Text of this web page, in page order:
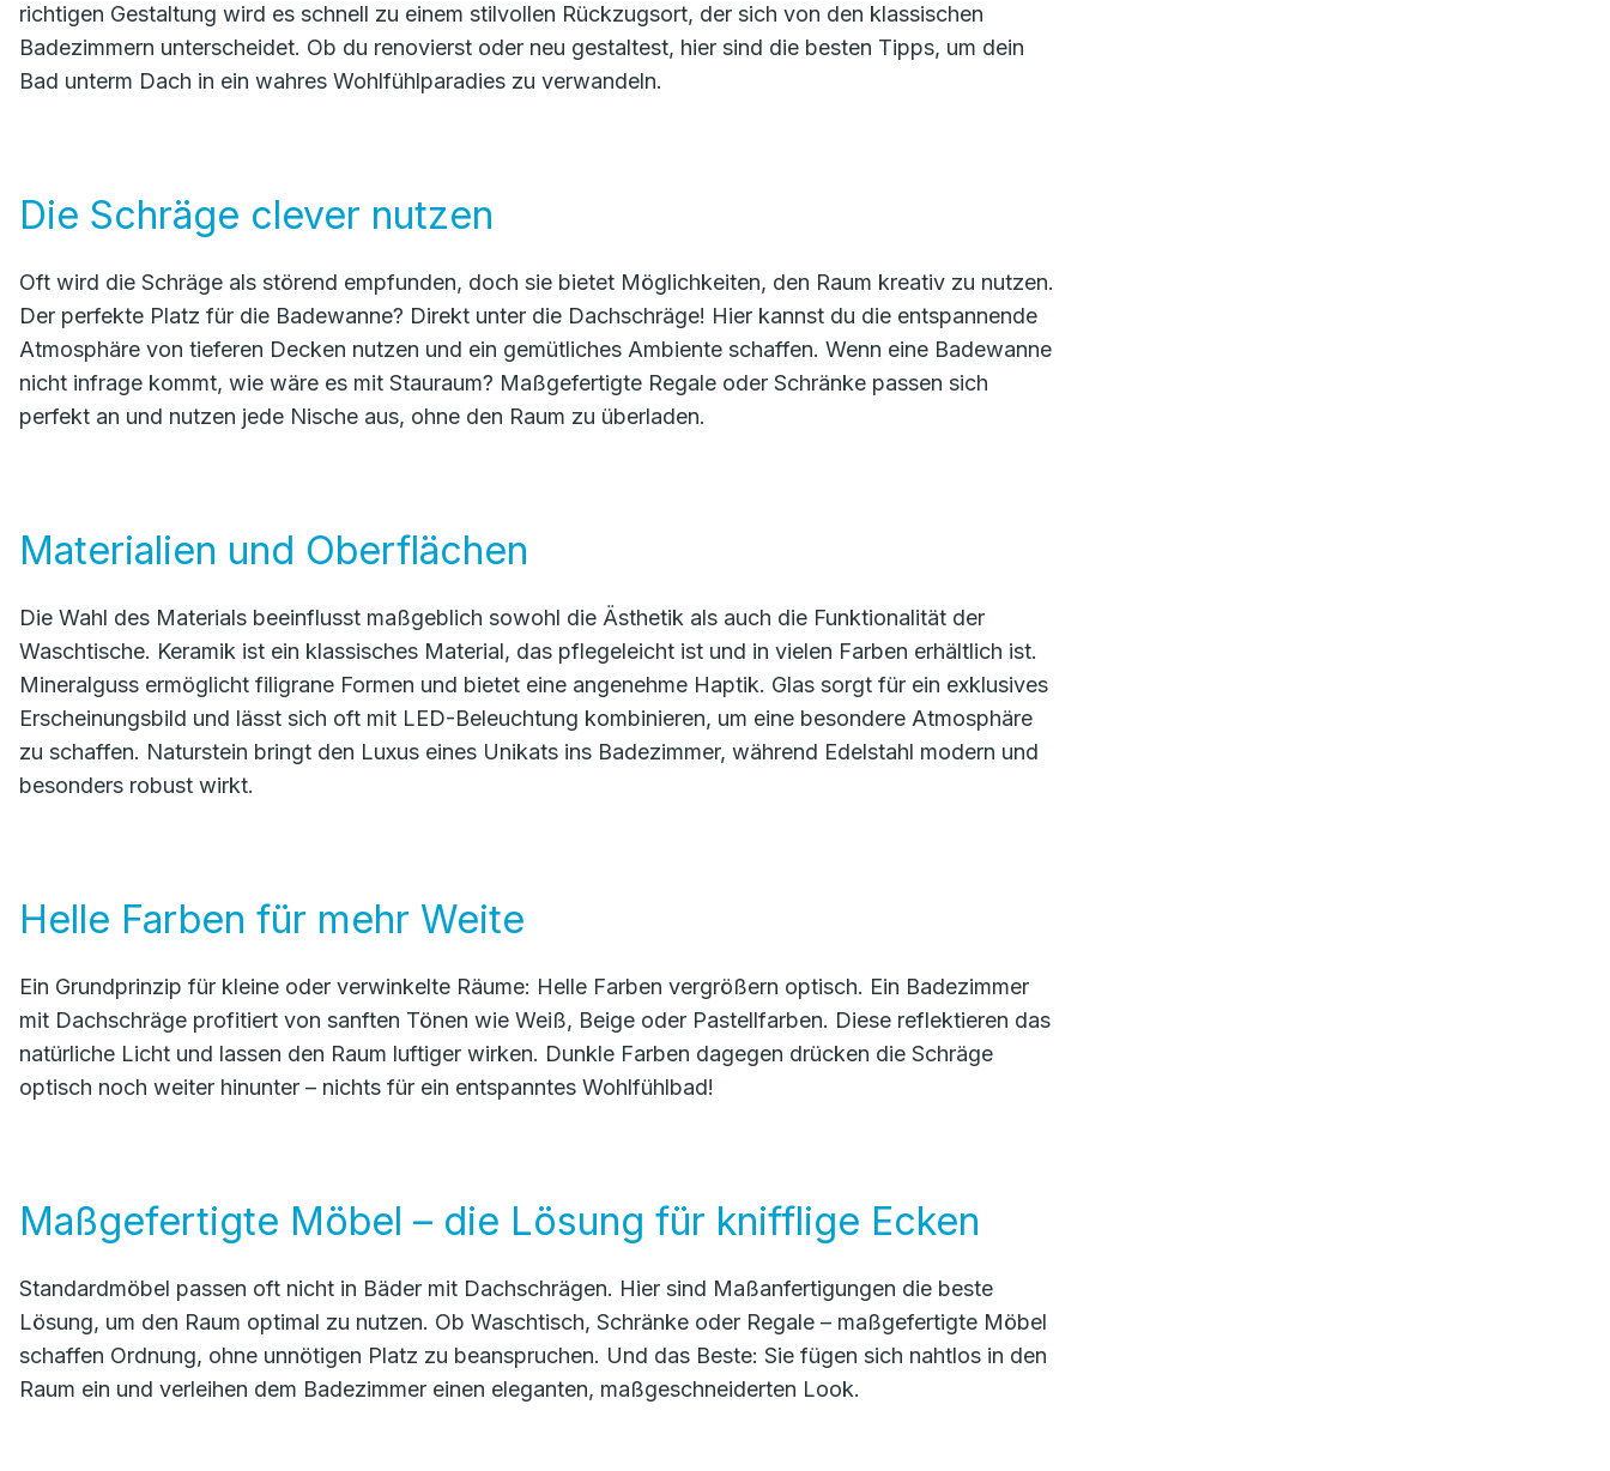
richtigen Gestaltung wird es schnell zu einem stilvollen Rückzugsort, der sich von den klassischen
Badezimmern unterscheidet. Ob du renovierst oder neu gestaltest, hier sind die besten Tipps, um dein
Bad unterm Dach in ein wahres Wohlfühlparadies zu verwandeln.
Die Schräge clever nutzen
Oft wird die Schräge als störend empfunden, doch sie bietet Möglichkeiten, den Raum kreativ zu nutzen.
Der perfekte Platz für die Badewanne? Direkt unter die Dachschräge! Hier kannst du die entspannende
Atmosphäre von tieferen Decken nutzen und ein gemütliches Ambiente schaffen. Wenn eine Badewanne
nicht infrage kommt, wie wäre es mit Stauraum? Maßgefertigte Regale oder Schränke passen sich
perfekt an und nutzen jede Nische aus, ohne den Raum zu überladen.
Materialien und Oberflächen
Die Wahl des Materials beeinflusst maßgeblich sowohl die Ästhetik als auch die Funktionalität der
Waschtische. Keramik ist ein klassisches Material, das pflegeleicht ist und in vielen Farben erhältlich ist.
Mineralguss ermöglicht filigrane Formen und bietet eine angenehme Haptik. Glas sorgt für ein exklusives
Erscheinungsbild und lässt sich oft mit LED-Beleuchtung kombinieren, um eine besondere Atmosphäre
zu schaffen. Naturstein bringt den Luxus eines Unikats ins Badezimmer, während Edelstahl modern und
besonders robust wirkt.
Helle Farben für mehr Weite
Ein Grundprinzip für kleine oder verwinkelte Räume: Helle Farben vergrößern optisch. Ein Badezimmer
mit Dachschräge profitiert von sanften Tönen wie Weiß, Beige oder Pastellfarben. Diese reflektieren das
natürliche Licht und lassen den Raum luftiger wirken. Dunkle Farben dagegen drücken die Schräge
optisch noch weiter hinunter – nichts für ein entspanntes Wohlfühlbad!
Maßgefertigte Möbel – die Lösung für knifflige Ecken
Standardmöbel passen oft nicht in Bäder mit Dachschrägen. Hier sind Maßanfertigungen die beste
Lösung, um den Raum optimal zu nutzen. Ob Waschtisch, Schränke oder Regale – maßgefertigte Möbel
schaffen Ordnung, ohne unnötigen Platz zu beanspruchen. Und das Beste: Sie fügen sich nahtlos in den
Raum ein und verleihen dem Badezimmer einen eleganten, maßgeschneiderten Look.